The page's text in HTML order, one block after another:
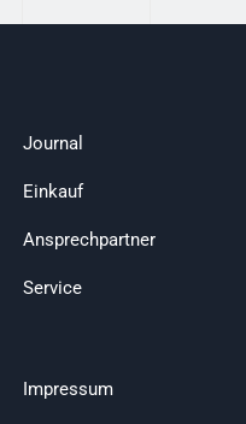
Journal
Einkauf
Ansprechpartner
Service
Impressum